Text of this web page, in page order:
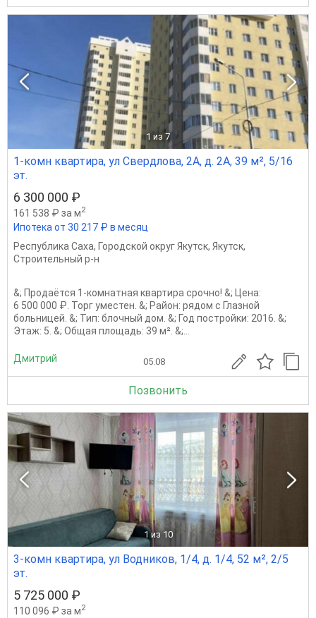
1 из 7
1-комн квартира, ул Свердлова, 2А, д. 2А, 39 м², 5/16
эт.
6 300 000 ₽
161 538 ₽ за м2
Ипотека от 30 217 ₽ в месяц
Республика Саха, Городской округ Якутск, Якутск,
Строительный р-н
&; Продаётся 1‑комнатная квартира срочно! &; Цена:
6 500 000 ₽. Торг уместен. &; Район: рядом с Глазной
больницей. &; Тип: блочный дом. &; Год постройки: 2016. &;
Этаж: 5. &; Общая площадь: 39 м². &;...
Дмитрий 05.08
Позвонить
1 из 10
3-комн квартира, ул Водников, 1/4, д. 1/4, 52 м², 2/5
эт.
5 725 000 ₽
110 096 ₽ за м2